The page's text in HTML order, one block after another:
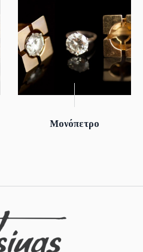
Μονόπετρο